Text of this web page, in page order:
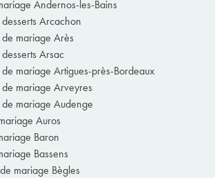
Andernos-les-Bains
Arcachon
de mariage Arès
Arsac
de mariage Artigues-près-Bordeaux
de mariage Arveyres
de mariage Audenge
Auros
Baron
Bassens
mariage Bègles